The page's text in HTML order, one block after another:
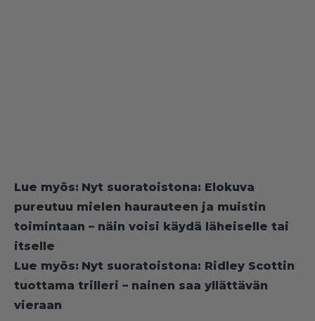
Lue myös: Nyt suoratoistona: Elokuva
pureutuu mielen haurauteen ja muistin
toimintaan – näin voisi käydä läheiselle tai
itselle
Lue myös: Nyt suoratoistona: Ridley Scottin
tuottama trilleri – nainen saa yllättävän
vieraan